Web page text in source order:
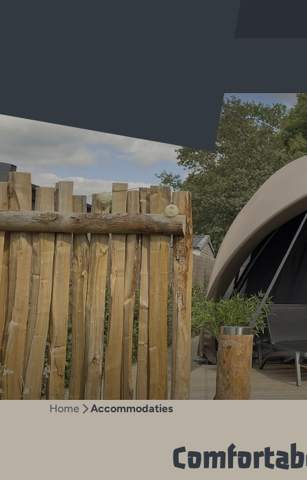
Home Accommodaties